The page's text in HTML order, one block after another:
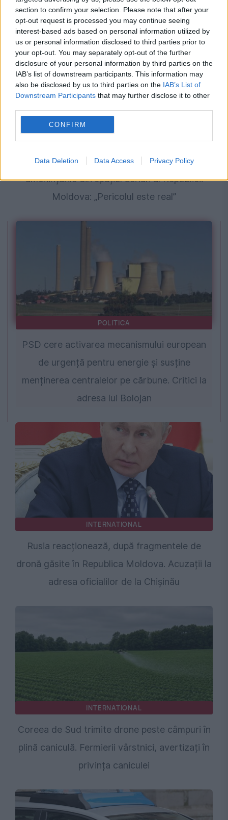
section to confirm your selection. Please note that after your
opt-out request is processed you may continue seeing
interest-based ads based on personal information utilized by
us or personal information disclosed to third parties prior to
your opt-out. You may separately opt-out of the further
disclosure of your personal information by third parties on the
IAB’s list of downstream participants. This information may
also be disclosed by us to third parties on the IAB’s List of
Downstream Participants that may further disclose it to other
CONFIRM
Data Deletion Data Access Privacy Policy
posibil plan de asasinat
INTERNATIONAL
Decizia luată de Maia Sandu după
amenințările din spațiul aerian al Republicii
Moldova: „Pericolul este real”
POLITICA
PSD cere activarea mecanismului european
de urgență pentru energie și susține
menținerea centralelor pe cărbune. Critici la
adresa lui Bolojan
INTERNATIONAL
Rusia reacționează, după fragmentele de
dronă găsite în Republica Moldova. Acuzații la
adresa oficialilor de la Chișinău
INTERNATIONAL
Coreea de Sud trimite drone peste câmpuri în
plină caniculă. Fermierii vârstnici, avertizați în
privința caniculei